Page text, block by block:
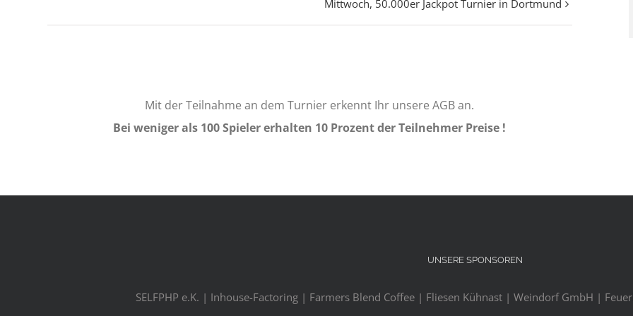
Mittwoch, 50.000er Jackpot Turnier in Dortmund
Mit der Teilnahme an dem Turnier erkennt Ihr unsere AGB an.
Bei weniger als 100 Spieler erhalten 10 Prozent der Teilnehmer Preise !
UNSERE SPONSOREN
SELFPHP e.K. | Inhouse-Factoring | Farmers Blend Coffee | Fliesen Kühnast | Weindorf GmbH |